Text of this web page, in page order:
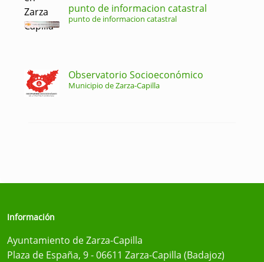
punto de informacion catastral
punto de informacion catastral
Observatorio Socioeconómico
Municipio de Zarza-Capilla
Información
Ayuntamiento de Zarza-Capilla
Plaza de España, 9 - 06611 Zarza-Capilla (Badajoz)